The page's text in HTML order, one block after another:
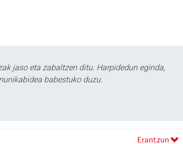
jaso eta zabaltzen ditu. Harpidedun eginda,
babestuko duzu.
Erantzun